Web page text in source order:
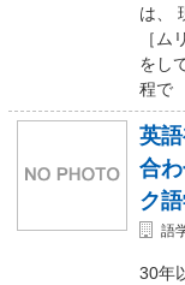
は、
［
をし
程で
英
合
ク
語
30年